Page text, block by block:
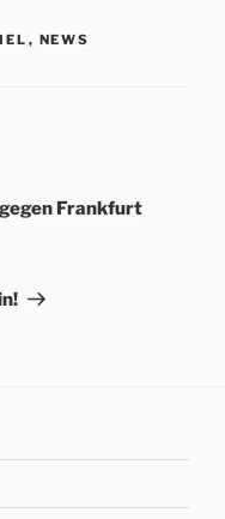
, NEWS
Frankfurt